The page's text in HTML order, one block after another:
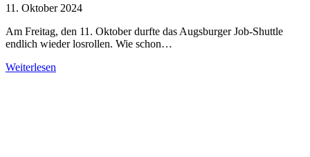
11. Oktober 2024
Am Freitag, den 11. Oktober durfte das Augsburger Job-Shuttle
endlich wieder losrollen. Wie schon…
Weiterlesen